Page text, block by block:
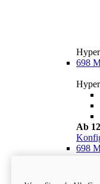
698
Ab
698